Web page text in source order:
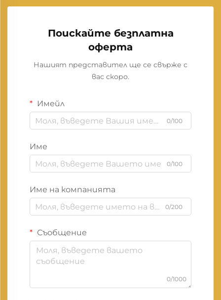
Поискайте безплатна
оферта
Нашият представител ще се свърже с
вас скоро.
Имейл
0/100
Име
0/100
Име на компанията
0/200
Съобщение
0/1000